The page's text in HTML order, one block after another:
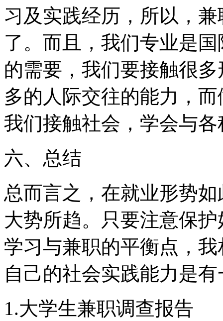
习及实践经历，所以，
了。而且，我们专业是
的需要，我们要接触很
多的人际交往的能力，
我们接触社会，学会与
六、总结
总而言之，在就业形势
大势所趋。只要注意保
学习与兼职的平衡点，
自己的社会实践能力是
1.大学生兼职调查报告